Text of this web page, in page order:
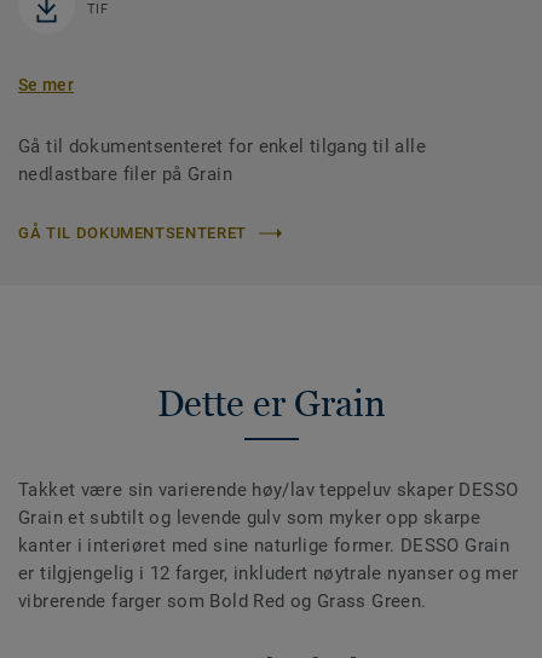
TIF
Se mer
Gå til dokumentsenteret for enkel tilgang til alle
nedlastbare filer på Grain
GÅ TIL DOKUMENTSENTERET
Dette er Grain
Takket være sin varierende høy/lav teppeluv skaper DESSO
Grain et subtilt og levende gulv som myker opp skarpe
kanter i interiøret med sine naturlige former. DESSO Grain
er tilgjengelig i 12 farger, inkludert nøytrale nyanser og mer
vibrerende farger som Bold Red og Grass Green.